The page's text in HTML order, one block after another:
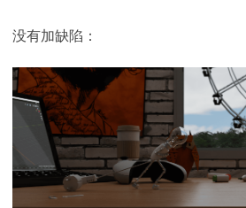
没有加缺陷：